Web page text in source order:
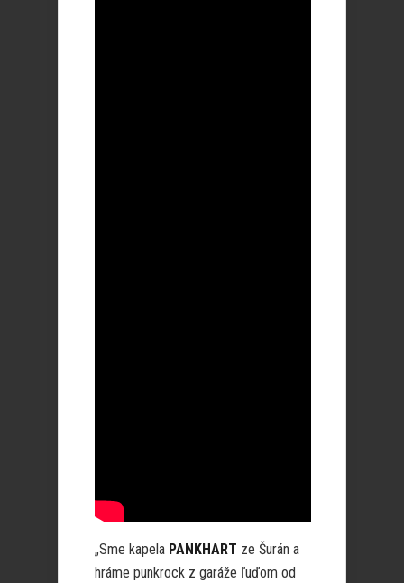
„Sme kapela PANKHART ze Šurán a
hráme punkrock z garáže ľuďom od